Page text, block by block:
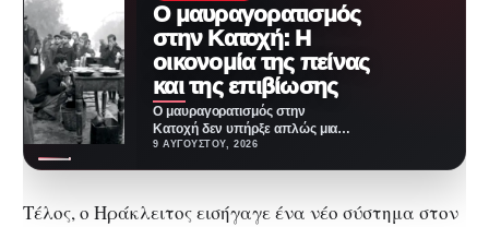
Ο μαυραγορατισμός
στην Κατοχή: Η
οικονομία της πείνας
και της επιβίωσης
Ο μαυραγορατισμός στην
Κατοχή δεν υπήρξε απλώς μια
παράνομη οικονομική πρακτική,
9 ΑΥΓΟΎΣΤΟΥ, 2026
Τέλος, ο Ηράκλειτος εισήγαγε ένα νέο σύστημα στον